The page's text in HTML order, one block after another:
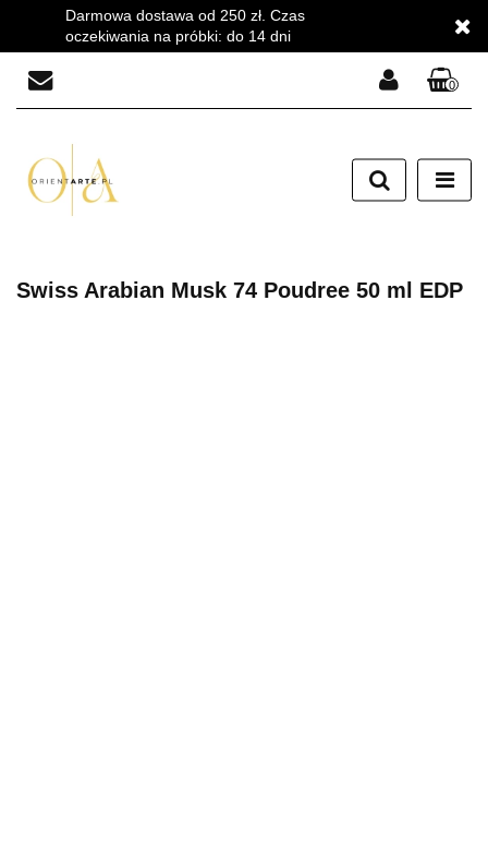
Darmowa dostawa od 250 zł. Czas
oczekiwania na próbki: do 14 dni
Zarejestruj się
Dodaj zgłoszenie
0
Swiss Arabian Musk 74 Poudree 50 ml EDP